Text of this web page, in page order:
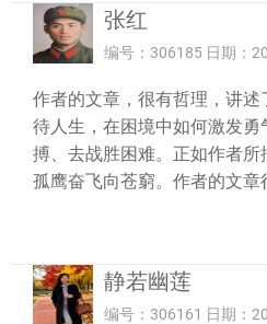
张红
编号：306185 日期：
作者的文章，很有哲理，讲
待人生，在困境中如何激发
搏、去战胜困难。正如作者所
孤鹰奋飞向苍窮。作者的文章
静若幽莲
编号：306161 日期：